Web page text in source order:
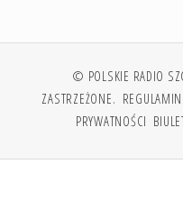
© POLSKIE RADIO
ZASTRZEŻONE.
PRYWATNOŚCI